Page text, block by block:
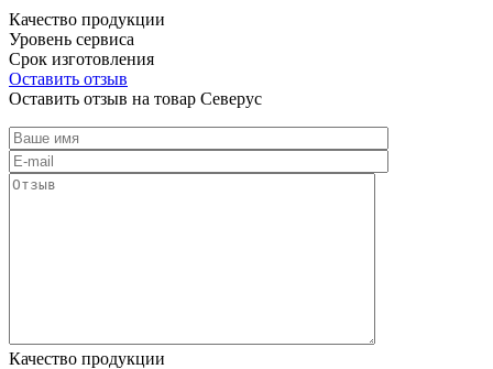
Качество продукции
Уровень сервиса
Срок изготовления
Оставить отзыв
Оставить отзыв на товар Северус
Качество продукции